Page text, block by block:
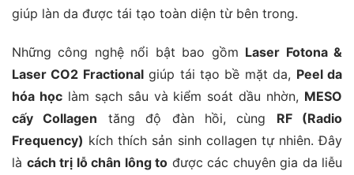
giúp làn da được tái tạo toàn diện từ bên trong.
Những công nghệ nổi bật bao gồm Laser Fotona &
Laser CO2 Fractionalgiúp tái tạo bề mặt da, Peel da
hóa họclàm sạch sâu và kiểm soát dầu nhờn, MESO
cấy Collagen tăng độ đàn hồi, cùng RF (Radio
Frequency) kích thích sản sinh collagen tự nhiên. Đây
là cách trị lỗ chân lông to được các chuyên gia da liễu